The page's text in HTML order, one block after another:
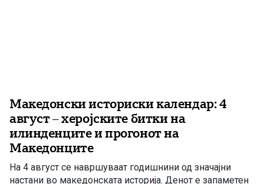
Македонски историски календар: 4
август – херојските битки на
илинденците и прогонот на
Македонците
На 4 август се навршуваат годишнини од значајни
настани во македонската историја. Денот е запаметен